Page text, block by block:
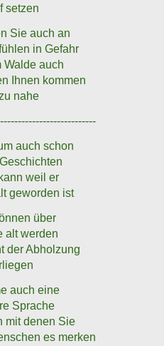
setzen
Sie auch an
in Gefahr
Walde auch
Ihnen kommen
nahe
auch schon
weil er
geworden ist
über
alt werden
der Abholzung
auch eine
Sprache
mit denen Sie
es merken